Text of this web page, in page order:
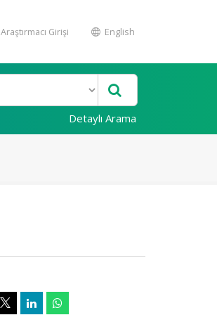
Araştırmacı Girişi English
Detaylı Arama